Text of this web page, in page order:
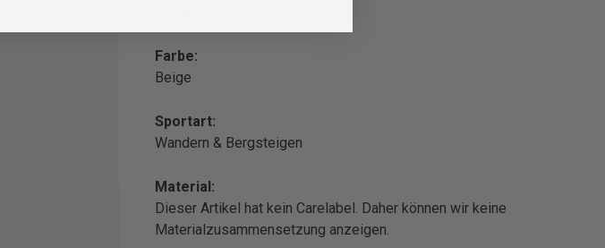
Farbe:
Beige
Sportart:
Wandern & Bergsteigen
Material:
Dieser Artikel hat kein Carelabel. Daher können wir keine
Materialzusammensetzung anzeigen.